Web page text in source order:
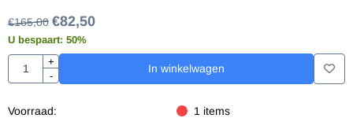
€165,00 €82,50
U bespaart: 50%
Aantal
+
-
In winkelwagen
Voorraad: 1 items